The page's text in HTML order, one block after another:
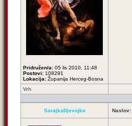
Pridružen/a: 05 lis 2010, 11:48
Postovi: 108291
Lokacija: Županija Herceg-Bosna
Vrh
SarajkaDjevojka Naslov: